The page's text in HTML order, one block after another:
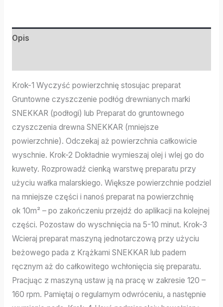
Opis
Krok-1 Wyczyść powierzchnię stosujac preparat
Gruntowne czyszczenie podłóg drewnianych marki
SNEKKAR (podłogi) lub Preparat do gruntownego
czyszczenia drewna SNEKKAR (mniejsze
powierzchnie). Odczekaj aż powierzchnia całkowicie
wyschnie. Krok-2 Dokładnie wymieszaj olej i wlej go do
kuwety. Rozprowadź cienką warstwę preparatu przy
użyciu wałka malarskiego. Większe powierzchnie podziel
na mniejsze części i nanoś preparat na powierzchnię
ok 10m² – po zakończeniu przejdź do aplikacji na kolejnej
części. Pozostaw do wyschnięcia na 5-10 minut. Krok-3
Wcieraj preparat maszyną jednotarczową przy użyciu
beżowego pada z Krążkami SNEKKAR lub padem
ręcznym aż do całkowitego wchłonięcia się preparatu.
Pracjuąc z maszyną ustaw ją na pracę w zakresie 120 –
160 rpm. Pamiętaj o regularnym odwróceniu, a następnie